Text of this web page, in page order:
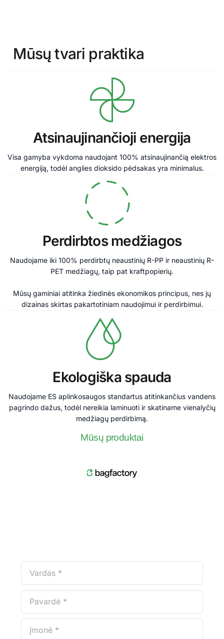
Mūsų tvari praktika
Atsinaujinančioji energija
Visa gamyba vykdoma naudojant 100% atsinaujinančią elektros
energiją, todėl anglies dioksido pėdsakas yra minimalus.
Perdirbtos medžiagos
Naudojame iki 100% perdirbtų neaustinių R-PP ir neaustinių R-
PET medžiagų, taip pat kraftpopierių.
Mūsų gaminiai atitinka žiedinės ekonomikos principus, nes jų
dizainas skirtas pakartotiniam naudojimui ir perdirbimui.
Ekologiška spauda
Naudojame ES aplinkosaugos standartus atitinkančius vandens
pagrindo dažus, todėl nereikia laminuoti ir skatiname vienalyčių
medžiagų perdirbimą.
Mūsų produktai